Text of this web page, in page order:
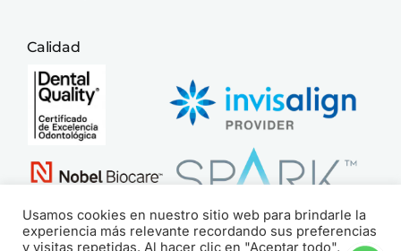
Calidad
Usamos cookies en nuestro sitio web para brindarle la
experiencia más relevante recordando sus preferencias
y visitas repetidas. Al hacer clic en "Aceptar todo",